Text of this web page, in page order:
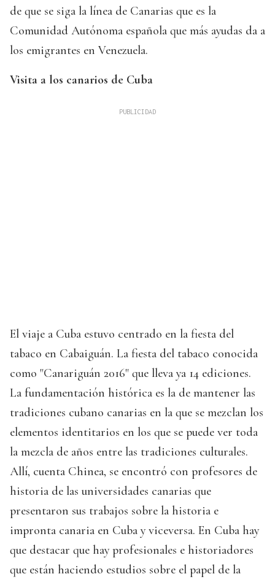
de que se siga la línea de Canarias que es la
Comunidad Autónoma española que más ayudas da a
los emigrantes en Venezuela.
Visita a los canarios de Cuba
El viaje a Cuba estuvo centrado en la fiesta del
tabaco en Cabaiguán. La fiesta del tabaco conocida
como "Canariguán 2016" que lleva ya 14 ediciones.
La fundamentación histórica es la de mantener las
tradiciones cubano canarias en la que se mezclan los
elementos identitarios en los que se puede ver toda
la mezcla de años entre las tradiciones culturales.
Allí, cuenta Chinea, se encontró con profesores de
historia de las universidades canarias que
presentaron sus trabajos sobre la historia e
impronta canaria en Cuba y viceversa. En Cuba hay
que destacar que hay profesionales e historiadores
que están haciendo estudios sobre el papel de la